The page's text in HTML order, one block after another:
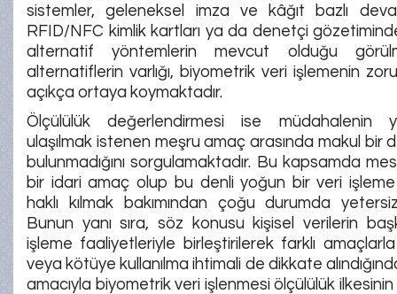
sistemler, geleneksel imza ve kâğıt bazlı
RFID/NFC kimlik kartları ya da denetçi
alternatif yöntemlerin mevcut olduğu
alternatiflerin varlığı, biyometrik veri işlemenin
açıkça ortaya koymaktadır.
Ölçülülük değerlendirmesi ise müdahalenin
ulaşılmak istenen meşru amaç arasında makul bir
bulunmadığını sorgulamaktadır. Bu kapsamda
bir idari amaç olup bu denli yoğun bir veri işleme
haklı kılmak bakımından çoğu durumda
Bunun yanı sıra, söz konusu kişisel verilerin
işleme faaliyetleriyle birleştirilerek farklı amaçlarla
veya kötüye kullanılma ihtimali de dikkate
amacıyla biyometrik veri işlenmesi ölçülülük ilkesinin